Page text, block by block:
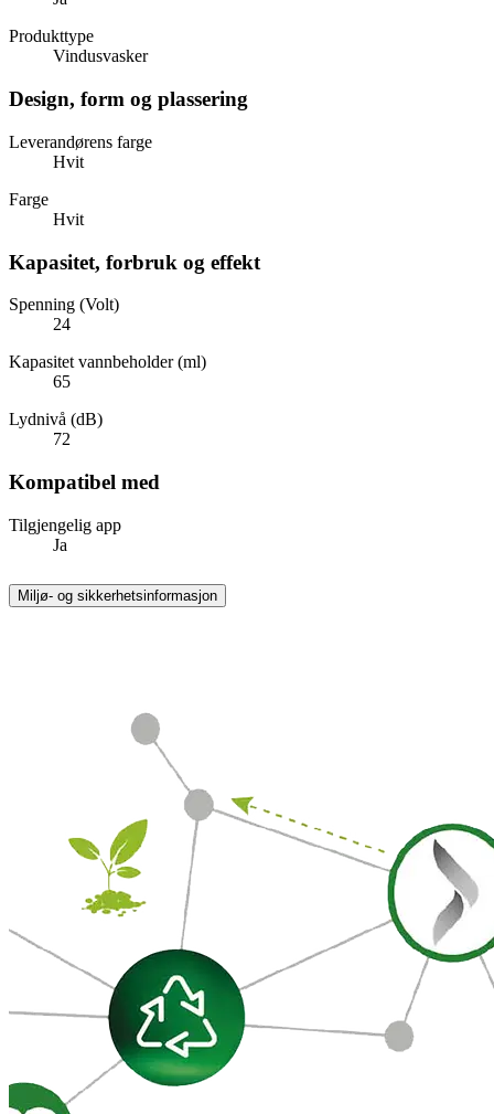
Produkttype
Vindusvasker
Design, form og plassering
Leverandørens farge
Hvit
Farge
Hvit
Kapasitet, forbruk og effekt
Spenning (Volt)
24
Kapasitet vannbeholder (ml)
65
Lydnivå (dB)
72
Kompatibel med
Tilgjengelig app
Ja
Miljø- og sikkerhetsinformasjon